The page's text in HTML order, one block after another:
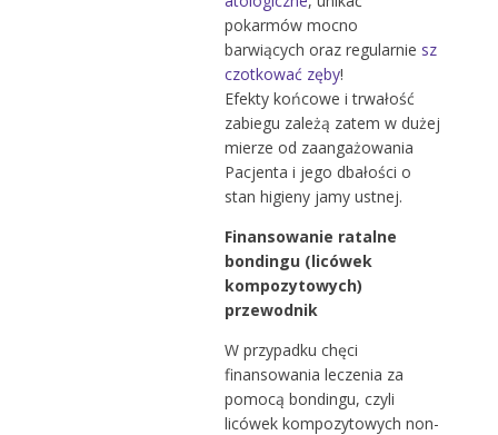
pokarmów mocno
barwiących oraz regularnie sz
czotkować zęby!
Efekty końcowe i trwałość
zabiegu zależą zatem w dużej
mierze od zaangażowania
Pacjenta i jego dbałości o
stan higieny jamy ustnej.
Finansowanie ratalne
bondingu (licówek
kompozytowych)
przewodnik
W przypadku chęci
finansowania leczenia za
pomocą bondingu, czyli
licówek kompozytowych non-